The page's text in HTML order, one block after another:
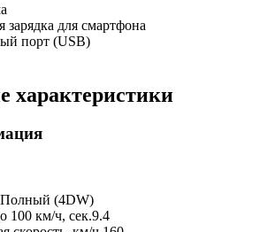
зарядка для смартфона
порт (USB)
характеристики
Полный (4DW)
100 км/ч, сек.9.4